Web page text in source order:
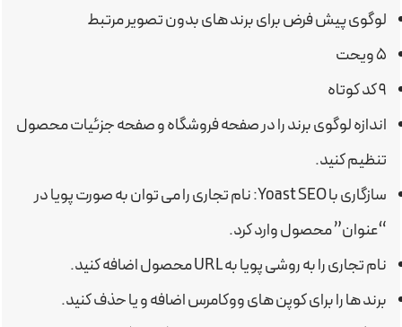
لوگوی پیش فرض برای برند های بدون تصویر مرتبط
۵ ویحت
۹ کد کوتاه
اندازه لوگوی برند را در صفحه فروشگاه و صفحه جزئیات محصول
تنظیم کنید.
سازگاری با Yoast SEO: نام تجاری را می توان به صورت پویا در
“عنوان” محصول وارد کرد.
نام تجاری را به روشی پویا به URL محصول اضافه کنید.
برند ها را برای کوپن های ووکامرس اضافه و یا حذف کنید.